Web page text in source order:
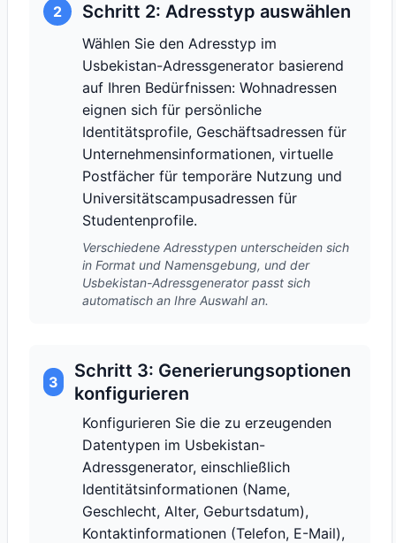
2 Schritt 2: Adresstyp auswählen
Wählen Sie den Adresstyp im
Usbekistan-Adressgenerator basierend
auf Ihren Bedürfnissen: Wohnadressen
eignen sich für persönliche
Identitätsprofile, Geschäftsadressen für
Unternehmensinformationen, virtuelle
Postfächer für temporäre Nutzung und
Universitätscampusadressen für
Studentenprofile.
Verschiedene Adresstypen unterscheiden sich
in Format und Namensgebung, und der
Usbekistan-Adressgenerator passt sich
automatisch an Ihre Auswahl an.
3
Schritt 3: Generierungsoptionen
konfigurieren
Konfigurieren Sie die zu erzeugenden
Datentypen im Usbekistan-
Adressgenerator, einschließlich
Identitätsinformationen (Name,
Geschlecht, Alter, Geburtsdatum),
Kontaktinformationen (Telefon, E-Mail),